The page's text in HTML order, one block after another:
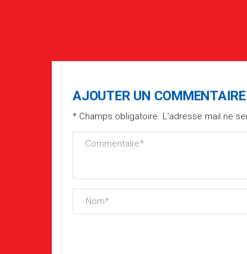
AJOUTER UN COMMENTAIRE
* Champs obligatoire. L'adresse mail ne